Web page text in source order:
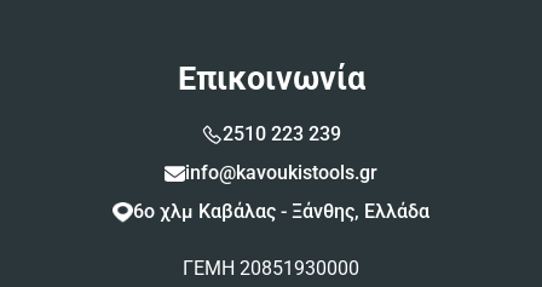
Επικοινωνία
2510 223 239
info@kavoukistools.gr
6ο χλμ Καβάλας - Ξάνθης, Ελλάδα
ΓΕΜΗ 20851930000